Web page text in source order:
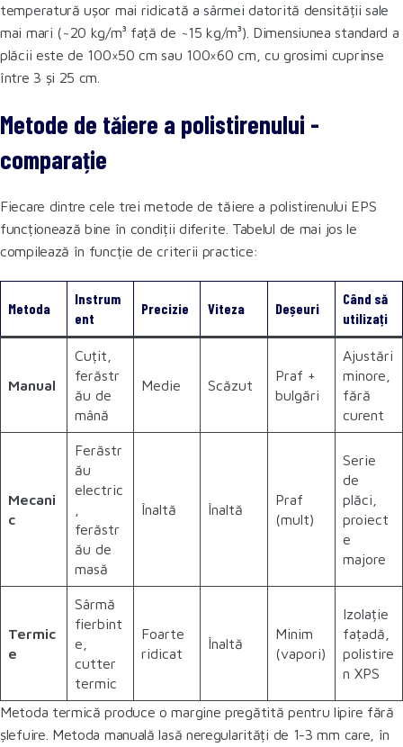
temperatură ușor mai ridicată a sârmei datorită densității sale
mai mari (~20 kg/m³ față de ~15 kg/m³). Dimensiunea standard a
plăcii este de 100×50 cm sau 100×60 cm, cu grosimi cuprinse
între 3 și 25 cm.
Metode de tăiere a polistirenului -
comparație
Fiecare dintre cele trei metode de tăiere a polistirenului EPS
funcționează bine în condiții diferite. Tabelul de mai jos le
compilează în funcție de criterii practice:
Metoda
Instrum
ent
Precizie Viteza Deșeuri
Când să
utilizați
Manual
Cuțit,
ferăstr
ău de
mână
Medie Scăzut
Praf +
bulgări
Ajustări
minore,
fără
curent
Mecani
c
Ferăstr
ău
electric
ferăstr
ău de
masă
Înaltă Înaltă
Praf
(mult)
Serie
de
plăci,
proiect
e
majore
Termic
e
Sârmă
fierbint
e,
cutter
termic
Foarte
ridicat
Înaltă
Minim
(vapori)
Izolație
fațadă,
polistire
n XPS
Metoda termică produce o margine pregătită pentru lipire fără
șlefuire. Metoda manuală lasă neregularități de 1-3 mm care, în